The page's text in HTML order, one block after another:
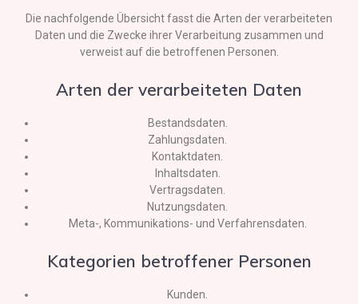
Die nachfolgende Übersicht fasst die Arten der verarbeiteten
Daten und die Zwecke ihrer Verarbeitung zusammen und
verweist auf die betroffenen Personen.
Arten der verarbeiteten Daten
Bestandsdaten.
Zahlungsdaten.
Kontaktdaten.
Inhaltsdaten.
Vertragsdaten.
Nutzungsdaten.
Meta-, Kommunikations- und Verfahrensdaten.
Kategorien betroffener Personen
Kunden.